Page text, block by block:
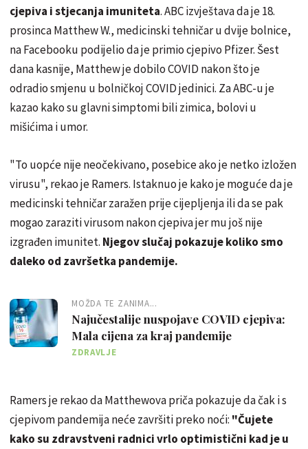
cjepiva i stjecanja imuniteta. ABC izvještava da je 18.
prosinca Matthew W., medicinski tehničar u dvije bolnice,
na Facebooku podijelio da je primio cjepivo Pfizer. Šest
dana kasnije, Matthew je dobilo COVID nakon što je
odradio smjenu u bolničkoj COVID jedinici. Za ABC-u je
kazao kako su glavni simptomi bili zimica, bolovi u
mišićima i umor.
"To uopće nije neočekivano, posebice ako je netko izložen
virusu", rekao je Ramers. Istaknuo je kako je moguće da je
medicinski tehničar zaražen prije cijepljenja ili da se pak
mogao zaraziti virusom nakon cjepiva jer mu još nije
izgrađen imunitet. Njegov slučaj pokazuje koliko smo
daleko od završetka pandemije.
MOŽDA TE ZANIMA...
Najučestalije nuspojave COVID cjepiva:
Mala cijena za kraj pandemije
ZDRAVLJE
Ramers je rekao da Matthewova priča pokazuje da čak i s
cjepivom pandemija neće završiti preko noći: "Čujete
kako su zdravstveni radnici vrlo optimistični kad je u